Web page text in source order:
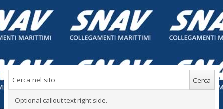
Optional callout text right side.